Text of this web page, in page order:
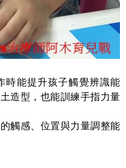
時能提升孩子觸覺辨識能
造型，也能訓練手指力量
觸感、位置與力量調整能